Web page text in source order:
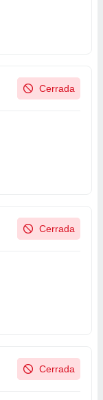
Cerrada
Cerrada
Cerrada